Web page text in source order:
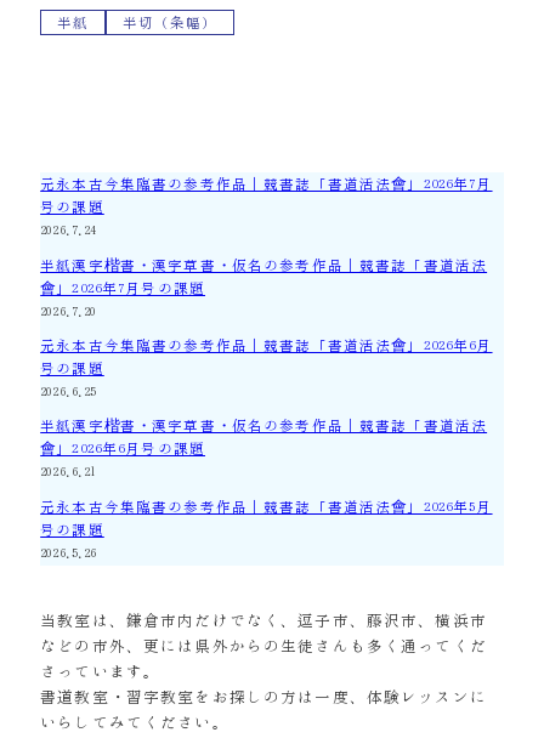
半紙 半切（条幅）
元永本古今集臨書の参考作品｜競書誌「書道活法會」2026年7月
号の課題
2026.7.24
半紙漢字楷書・漢字草書・仮名の参考作品｜競書誌「書道活法
會」2026年7月号の課題
2026.7.20
元永本古今集臨書の参考作品｜競書誌「書道活法會」2026年6月
号の課題
2026.6.25
半紙漢字楷書・漢字草書・仮名の参考作品｜競書誌「書道活法
會」2026年6月号の課題
2026.6.21
元永本古今集臨書の参考作品｜競書誌「書道活法會」2026年5月
号の課題
2026.5.26
当教室は、鎌倉市内だけでなく、逗子市、藤沢市、横浜市
などの市外、更には県外からの生徒さんも多く通ってくだ
さっています。
書道教室・習字教室をお探しの方は一度、体験レッスンに
いらしてみてください。